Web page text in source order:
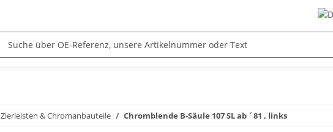
Zierleisten & Chromanbauteile Chromblende B-Säule 107 SL ab ´81 , links